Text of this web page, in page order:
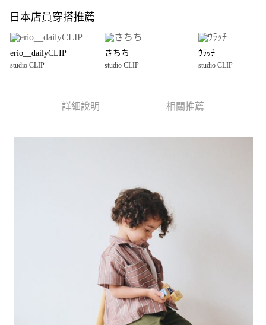
大哥付你分期
相關說明
【大哥付你分期使用說明】
1.本服務由台灣大哥大提供，台灣大哥大用戶可立即使用無須另外申請。
2.付款方式選擇「大哥付你分期」，訂單成立後會自動跳轉到大哥付的交易
流程，驗證手機門號後，選擇欲分期的期數、繳款截止日，確認付款後即完
4.訂單成立30分鐘內，如未前往確認交易或遇審核未通過，訂單將自動取
消。如遇「轉專審核」未通過狀況，表示未達大哥付你分期系統評分，恕無
1.本服務係由「台灣大哥大股份有限公司」（以下簡稱本公司）所提供，讓
用戶於交易時，得透過本服務購買商品或服務，並由商店將買賣／分期付款
買賣價金債權讓與本公司後，依約使用本公司帳單繳交帳款。
2.基於同意付款使用「大哥付你分期」之契約關係目的，商店將以您的個人
資料（包含姓名、電話或地址）提供予台灣大哥大進項蒐集、處理及利用，
由本公司與您本人進行分期帳單所需資料之確認、核對及更正。
3.完整用戶服務條款，請詳閱以下連結：https://oppay.tw/userRule
相關說明
１．簡單：不需註冊會員、不需綁卡、不需儲值。
３．收到繳費通知簡訊後14天內，點擊此簡訊中的連結，可透過四大超商／
ATM／網路銀行／等多元方式進行付款，方視為交易完成。
※ 請注意：結帳手續完成當下不需立刻繳費，但若您需要取消訂單，請聯絡
購買商品的店家。未經商家同意取消之訂單仍視為有效，需透過AFTEE先享
※ 交易是否成功請以「AFTEE先享後付 」之結帳頁面顯示為準，若有關於
是否繳費成功／繳費後需取消欲退款等相關疑問，請聯繫「AFTEE先享後付
https://netprotections.freshdesk.com/support/home
１．透過由恩沛科技股份有限公司提供之「AFTEE先享後付」服務完成之交
易，需依本服務之必要範圍內提供個人資料，並將交易相關給付款項請求債
權轉讓予恩沛科技股份有限公司。
日本店員穿搭推薦
erio__dailyCLIP
studio CLIP
さちち
studio CLIP
ｳﾗｯﾁ
studio CLIP
詳細說明 相關推薦